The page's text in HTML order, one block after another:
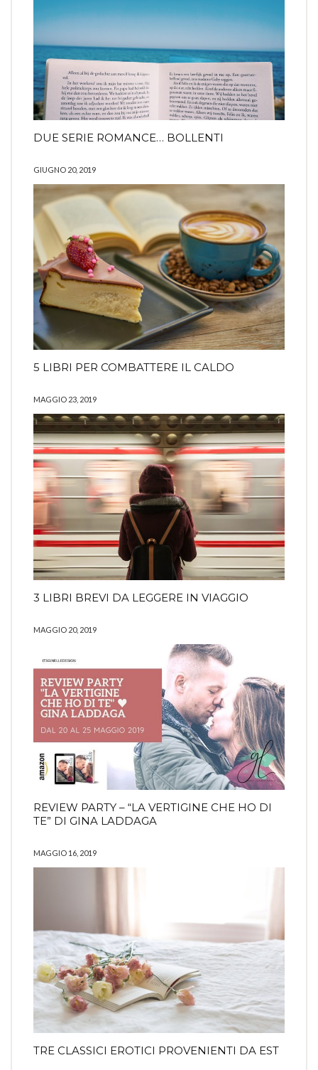
DUE SERIE ROMANCE… BOLLENTI
GIUGNO 20, 2019
5 LIBRI PER COMBATTERE IL CALDO
MAGGIO 23, 2019
3 LIBRI BREVI DA LEGGERE IN VIAGGIO
MAGGIO 20, 2019
REVIEW PARTY – “LA VERTIGINE CHE HO DI
TE” DI GINA LADDAGA
MAGGIO 16, 2019
TRE CLASSICI EROTICI PROVENIENTI DA EST